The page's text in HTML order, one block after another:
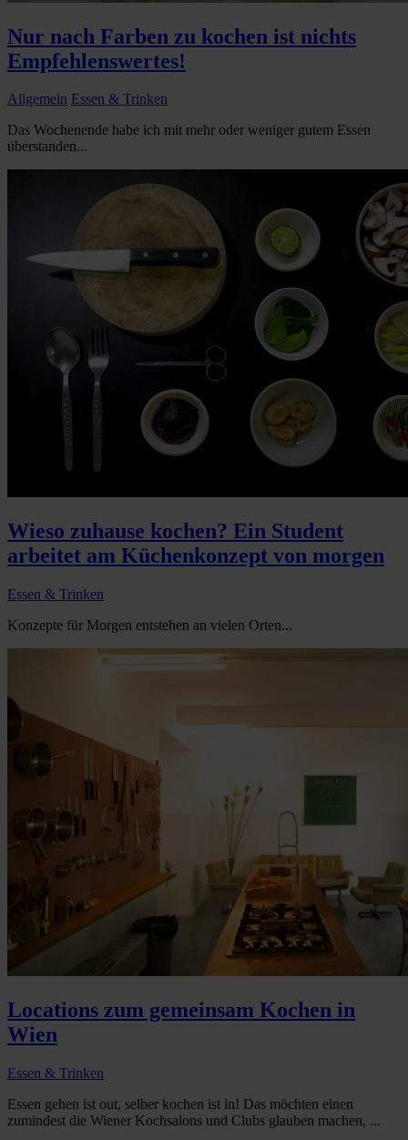
Nur nach Farben zu kochen ist nichts
Empfehlenswertes!
Allgemein Essen & Trinken
Das Wochenende habe ich mit mehr oder weniger gutem Essen
überstanden...
Wieso zuhause kochen? Ein Student
arbeitet am Küchenkonzept von morgen
Essen & Trinken
Konzepte für Morgen entstehen an vielen Orten...
Locations zum gemeinsam Kochen in
Wien
Essen & Trinken
Essen gehen ist out, selber kochen ist in! Das möchten einen
zumindest die Wiener Kochsalons und Clubs glauben machen, ...